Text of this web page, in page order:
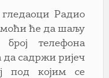
Радио
моћи ће да шаљу
телефона
да садржи ријеч
под којим се